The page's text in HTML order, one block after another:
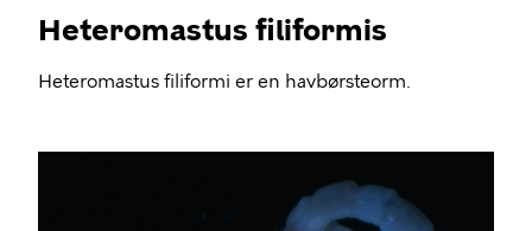
Heteromastus filiformis
Heteromastus filiformi er en havbørsteorm.